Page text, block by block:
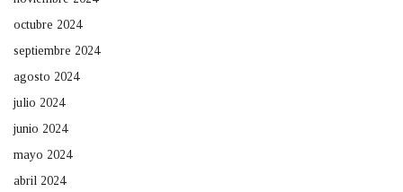
octubre 2024
septiembre 2024
agosto 2024
julio 2024
junio 2024
mayo 2024
abril 2024